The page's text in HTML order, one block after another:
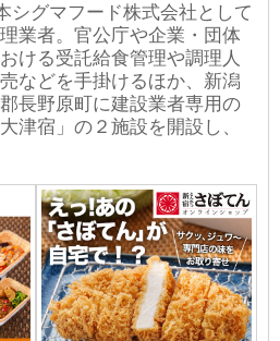
シグマフード株式会社として
業者。官公庁や企業・団体
ける受託給食管理や調理人
などを手掛けるほか、新潟
長野原町に建設業者専用の
津宿」の２施設を開設し、